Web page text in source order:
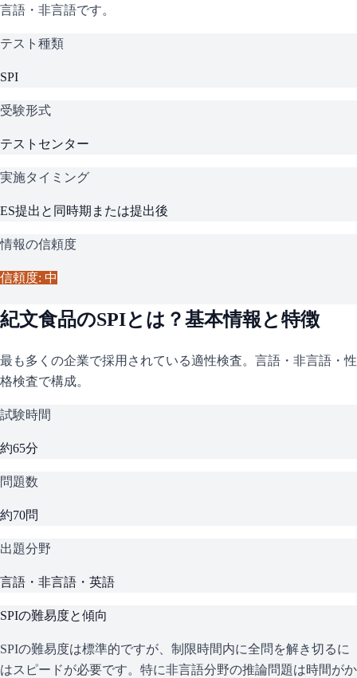
言語・非言語です。
テスト種類
SPI
受験形式
テストセンター
実施タイミング
ES提出と同時期または提出後
情報の信頼度
信頼度: 中
紀文食品のSPIとは？基本情報と特徴
最も多くの企業で採用されている適性検査。言語・非言語・性
格検査で構成。
試験時間
約65分
問題数
約70問
出題分野
言語・非言語・英語
SPIの難易度と傾向
SPIの難易度は標準的ですが、制限時間内に全問を解き切るに
はスピードが必要です。特に非言語分野の推論問題は時間がか